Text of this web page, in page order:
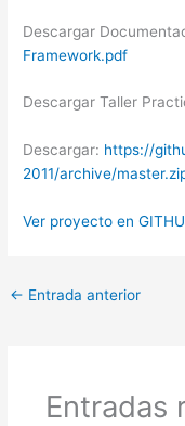
Descargar
Framework.pdf
Descargar Taller
Descargar: https://
2011/archive/
Ver proyecto en
← Entrada anterior
Entradas